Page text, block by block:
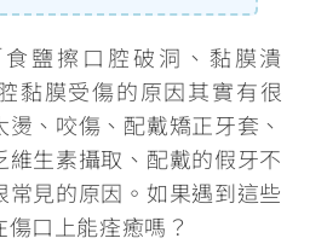
鹽擦口腔破洞、黏膜潰
黏膜受傷的原因其實有很
、咬傷、配戴矯正牙套、
維生素攝取、配戴的假牙不
見的原因。如果遇到這些
口上能痊癒嗎？